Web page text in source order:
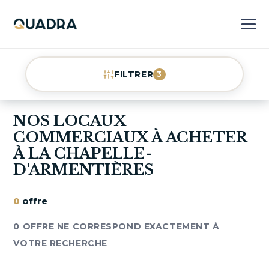
FILTRER 3
NOS LOCAUX
COMMERCIAUX À ACHETER
À LA CHAPELLE-
D'ARMENTIÈRES
0 offre
0 OFFRE NE CORRESPOND EXACTEMENT À
VOTRE RECHERCHE